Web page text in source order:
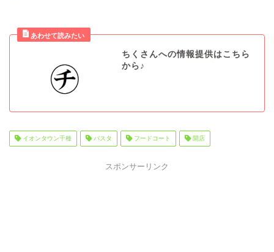
ちくさんへの情報提供はこちら
から♪
イオンタウン千種 パスタ フードコート 開店
スポンサーリンク